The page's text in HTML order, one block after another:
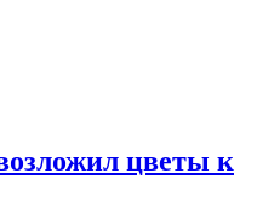
цветы к